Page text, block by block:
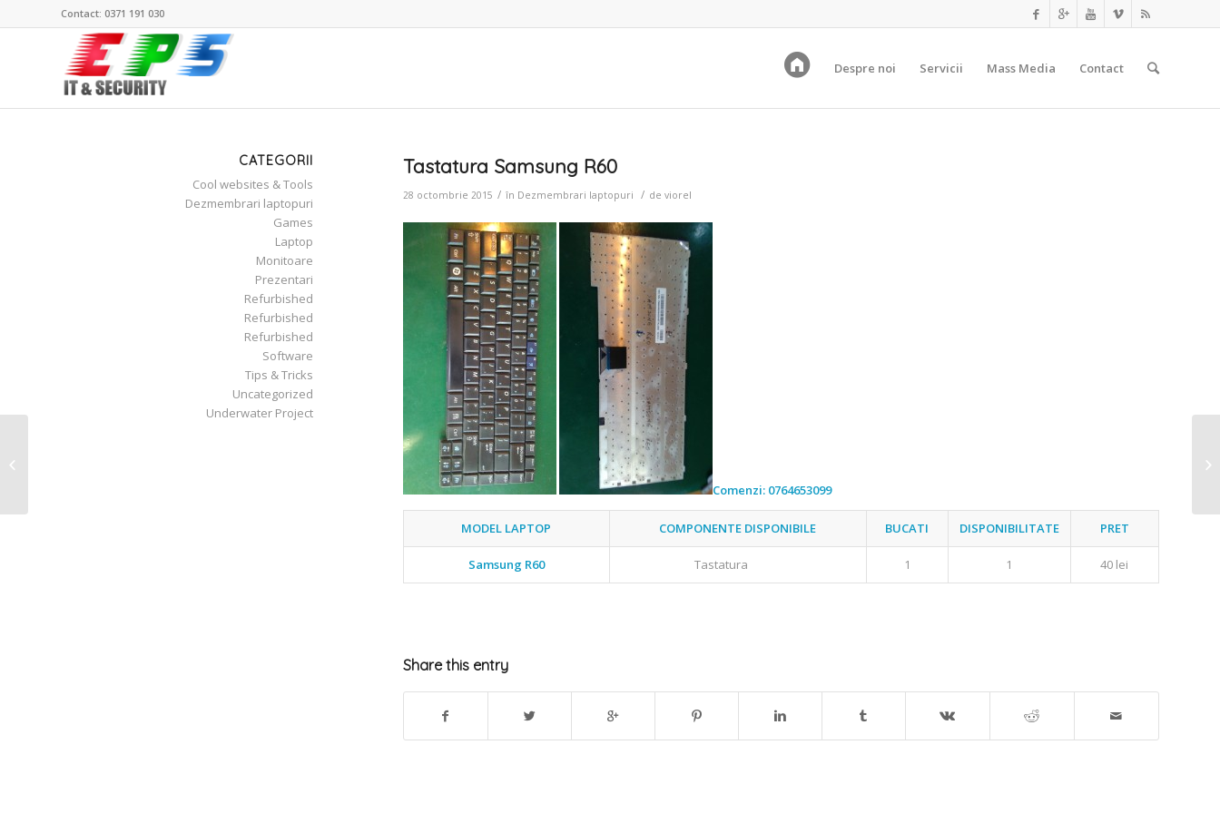
Contact: 0371 191 030
PrimaDespre noi Servicii Mass Media Contact
Tastatura Samsung R60
28 octombrie 2015 / în Dezmembrari laptopuri / de viorel
Comenzi: 0764653099
MODEL LAPTOP COMPONENTE DISPONIBILE BUCATI DISPONIBILITATE PRET
Samsung R60 Tastatura 1 1 40 lei
Share this entry
CATEGORII
Cool websites & Tools
Dezmembrari laptopuri
Games
Laptop
Monitoare
Prezentari
Refurbished
Refurbished
Refurbished
Software
Tips & Tricks
Uncategorized
Underwater Project